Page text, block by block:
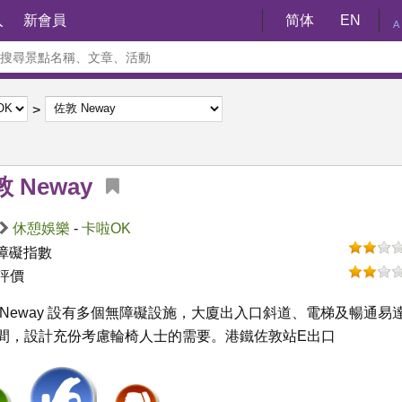
新會員 简体 EN A
Neway
休憩娛樂 - 卡啦OK
礙指數
價
設有多個無障礙設施，大廈出入口斜道、電梯及暢通易
，設計充份考慮輪椅人士的需要。港鐵佐敦站E出口